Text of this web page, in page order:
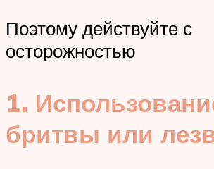
Поэтому действуйте с
осторожностью
1.
бритвы или